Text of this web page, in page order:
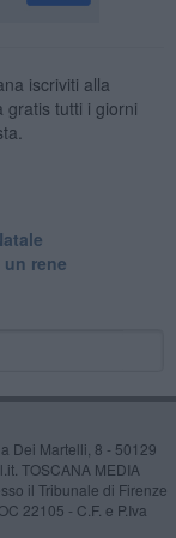
iscriviti alla
gratis tutti i giorni
rene
Dei Martelli, 8 - 50129
TOSCANA MEDIA
il Tribunale di Firenze
22105 - C.F. e P.Iva